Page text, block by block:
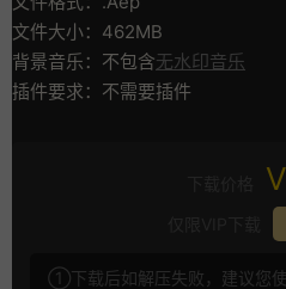
文件大小：462MB
背景音乐：不包含无水印音乐
插件要求：不需要插件
①下载后如解压失败，建议您